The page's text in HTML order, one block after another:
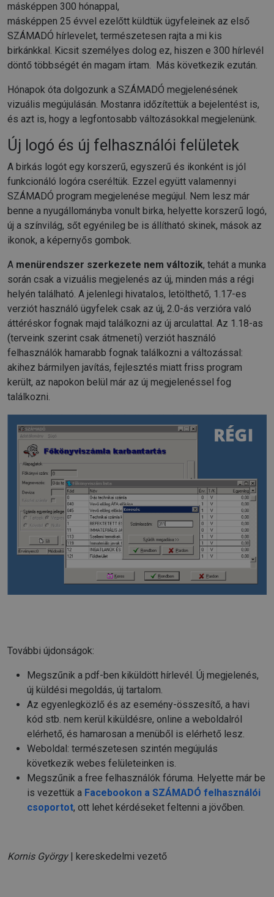
másképpen 300 hónappal,
másképpen 25 évvel ezelőtt küldtük ügyfeleinek az első
SZÁMADÓ hírlevelet, természetesen rajta a mi kis
birkánkkal. Kicsit személyes dolog ez, hiszen e 300 hírlevél
döntő többségét én magam írtam. Más következik ezután.
Hónapok óta dolgozunk a SZÁMADÓ megjelenésének
vizuális megújulásán. Mostanra időzítettük a bejelentést is,
és azt is, hogy a legfontosabb változásokkal megjelenünk.
Új logó és új felhasználói felületek
A birkás logót egy korszerű, egyszerű és ikonként is jól
funkcionáló logóra cseréltük. Ezzel együtt valamennyi
SZÁMADÓ program megjelenése megújul. Nem lesz már
benne a nyugállományba vonult birka, helyette korszerű logó,
új a színvilág, sőt egyénileg be is állítható skinek, mások az
ikonok, a képernyős gombok.
A menürendszer szerkezete nem változik, tehát a munka
során csak a vizuális megjelenés az új, minden más a régi
helyén található. A jelenlegi hivatalos, letölthető, 1.17-es
verziót használó ügyfelek csak az új, 2.0-ás verzióra való
áttéréskor fognak majd találkozni az új arculattal. Az 1.18-as
(terveink szerint csak átmeneti) verziót használó
felhasználók hamarabb fognak találkozni a változással:
akihez bármilyen javítás, fejlesztés miatt friss program
került, az napokon belül már az új megjelenéssel fog
találkozni.
További újdonságok:
Megszűnik a pdf-ben kiküldött hírlevél. Új megjelenés,
új küldési megoldás, új tartalom.
Az egyenlegközlő és az esemény-összesítő, a havi
kód stb. nem kerül kiküldésre, online a weboldalról
elérhető, és hamarosan a menüből is elérhető lesz.
Weboldal: természetesen szintén megújulás
következik webes felületeinken is.
Megszűnik a free felhasználók fóruma. Helyette már be
is vezettük a Facebookon a SZÁMADÓ felhasználói
csoportot, ott lehet kérdéseket feltenni a jövőben.
Kornis György| kereskedelmi vezető